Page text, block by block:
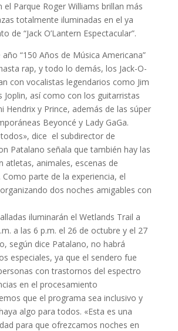
el Parque Roger Williams brillan más
totalmente iluminadas en el ya
de “Jack O’Lantern Espectacular”.
“150 Años de Música Americana”
rap, y todo lo demás, los Jack-O-
con vocalistas legendarios como Jim
Joplin, así como con los guitarristas
Hendrix y Prince, además de las súper
Beyoncé y Lady GaGa.
dice el subdirector de
Patalano señala que también hay las
atletas, animales, escenas de
Como parte de la experiencia, el
dos noches amigables con
iluminarán el Wetlands Trail a
a las 6 p.m. el 26 de octubre y el 27
según dice Patalano, no habrá
especiales, ya que el sendero fue
con trastornos del espectro
en el procesamiento
que el programa sea inclusivo y
algo para todos. «Esta es una
para que ofrezcamos noches en